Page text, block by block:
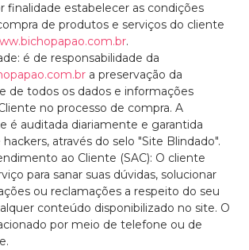
finalidade estabelecer as condições
de produtos e serviços do cliente
.
é de responsabilidade da
a preservação da
de todos os dados e informações
no processo de compra. A
é auditada diariamente e garantida
através do selo "Site Blindado".
ao Cliente (SAC): O cliente
para sanar suas dúvidas, solucionar
ou reclamações a respeito do seu
conteúdo disponibilizado no site. O
por meio de telefone ou de